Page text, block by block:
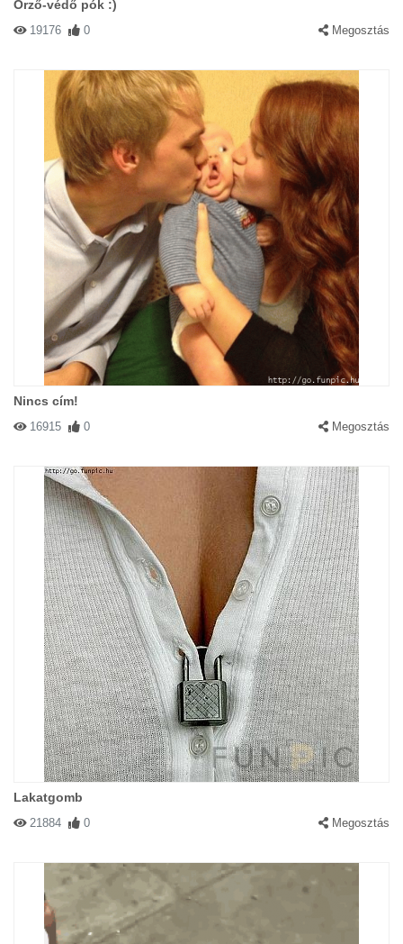
Őrző-védő pók :)
19176 0 Megosztás
Nincs cím!
16915 0 Megosztás
Lakatgomb
21884 0 Megosztás